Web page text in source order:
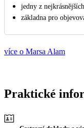
jedny z
základna pro
více o Marsa Alam
Praktické